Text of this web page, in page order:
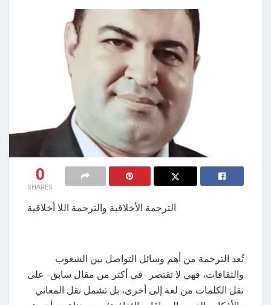
0
SHARES
الترجمة الأخلاقية والترجمة اللا أخلاقية
تُعد الترجمة من أهم وسائل التواصل بين الشعوب
والثقافات، فهي لا تقتصر -في أكثر من مقال سابق- على
نقل الكلمات من لغة إلى أخرى، بل تشمل نقل المعاني